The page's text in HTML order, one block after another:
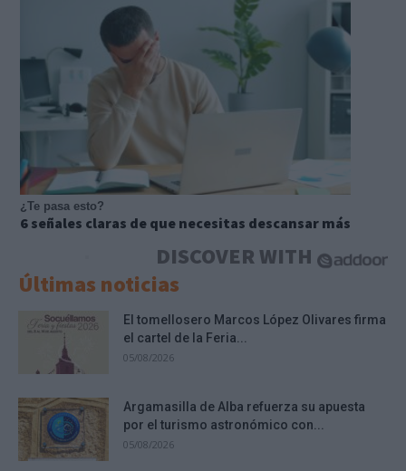
¿Te pasa esto?
6 señales claras de que necesitas descansar más
DISCOVER WITH
Últimas noticias
El tomellosero Marcos López Olivares firma
el cartel de la Feria...
05/08/2026
Argamasilla de Alba refuerza su apuesta
por el turismo astronómico con...
05/08/2026